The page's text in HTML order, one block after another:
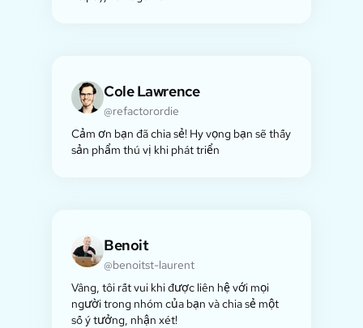
Cole Lawrence
@refactorordie
Cảm ơn bạn đã chia sẻ! Hy vọng bạn sẽ thấy
sản phẩm thú vị khi phát triển
Benoit
@benoitst-laurent
Vâng, tôi rất vui khi được liên hệ với mọi
người trong nhóm của bạn và chia sẻ một
số ý tưởng, nhận xét!